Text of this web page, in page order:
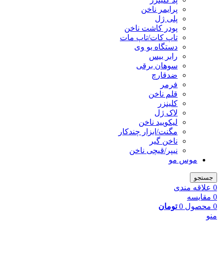
پرایمر ناخن
پلی ژل
پودر کاشت ناخن
تاپ کات/تاپ مات
دستگاه یو وی
رابر بیس
سوهان برقی
ضدقارچ
فرمر
قلم ناخن
کلینزر
لاک ژل
لیکوييد ناخن
مگنت/ابزار چندکار
ناخن گیر
نیپر/قیچی ناخن
موس مو
جستجو
0 علاقه مندی
0 مقایسه
0 محصول 0 تومان
منو